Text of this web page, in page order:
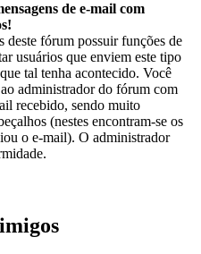
de e-mail com
deste fórum possuir funções de
usuários que enviem este tipo
tal tenha acontecido. Você
administrador do fórum com
recebido, sendo muito
(nestes encontram-se os
o e-mail). O administrador